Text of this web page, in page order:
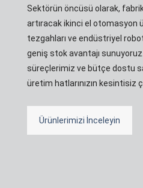
Sektörün öncüsü olarak,
artıracak ikinci el otomasyon
tezgahları ve endüstriyel
geniş stok avantajı
süreçlerimiz ve bütçe dostu
üretim hatlarınızın kesintisiz
Ürünlerimizi İnceleyin